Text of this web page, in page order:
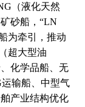
（液化天然
砂船，“LN
为牵引，推动
超大型油
化学品船、无
输船、中型气
产业结构优化